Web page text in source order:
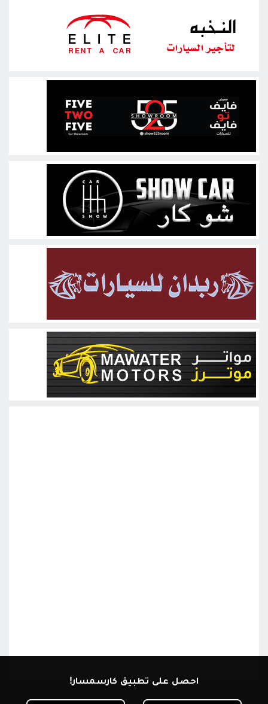
احصل على تطبيق كارسمسار!